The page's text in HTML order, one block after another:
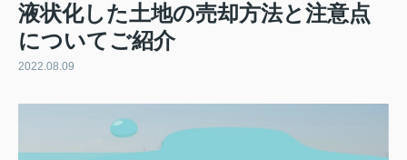
液状化した土地の売却方法と注意点
についてご紹介
2022.08.09